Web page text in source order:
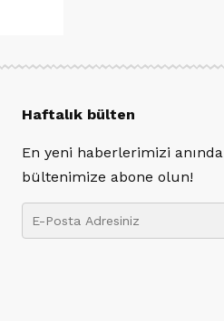
Haftalık bülten
En yeni haberlerimizi
bültenimize abone olun!